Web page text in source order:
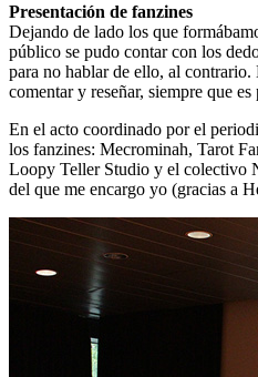
Presentación de fanzines
Dejando de lado los que
público se pudo contar con los
para no hablar de ello, al contrario.
comentar y reseñar, siempre que es
En el acto coordinado por el
los fanzines: Mecrominah, Tarot
Loopy Teller Studio y el colectivo
del que me encargo yo (gracias a